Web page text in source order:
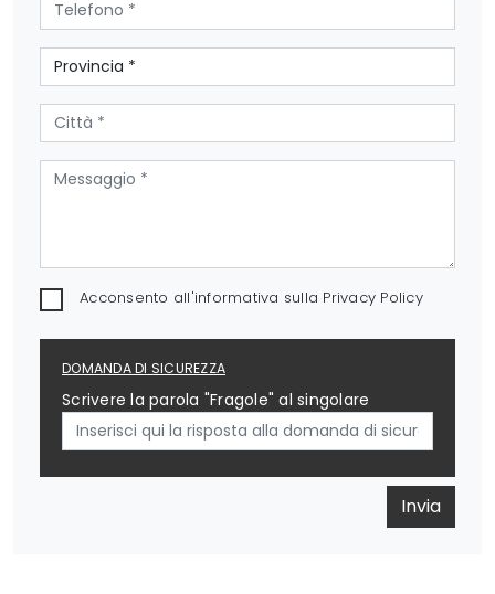
Acconsento all'informativa sulla Privacy Policy
DOMANDA DI SICUREZZA
Scrivere la parola "Fragole" al singolare
Invia